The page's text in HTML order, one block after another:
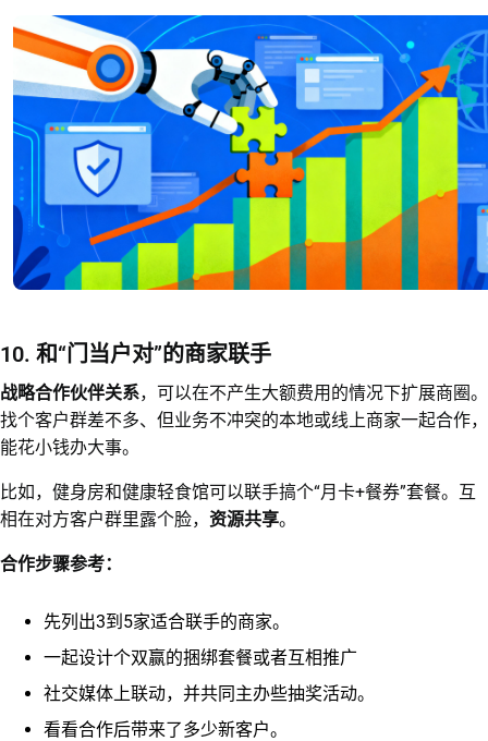
10. 和“门当户对”的商家联手
战略合作伙伴关系，可以在不产生大额费用的情况下扩展商圈。
找个客户群差不多、但业务不冲突的本地或线上商家一起合作，
能花小钱办大事。
比如，健身房和健康轻食馆可以联手搞个“月卡+餐券”套餐。互
相在对方客户群里露个脸， 资源共享。
合作步骤参考：
先列出3到5家适合联手的商家。
一起设计个双赢的捆绑套餐或者互相推广
社交媒体上联动，并共同主办些抽奖活动。
看看合作后带来了多少新客户。